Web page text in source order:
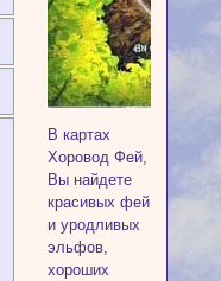
В картах
Хоровод Фей,
Вы найдете
красивых фей
и уродливых
эльфов,
хороших